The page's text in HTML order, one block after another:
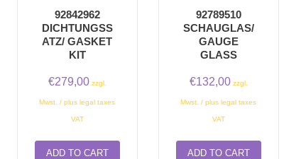
92842962
DICHTUNGSS
ATZ/ GASKET
KIT
€279,00 zzgl.
Mwst. / plus legal taxes
VAT
ADD TO CART
92789510
SCHAUGLAS/
GAUGE
GLASS
€132,00 zzgl.
Mwst. / plus legal taxes
VAT
ADD TO CART